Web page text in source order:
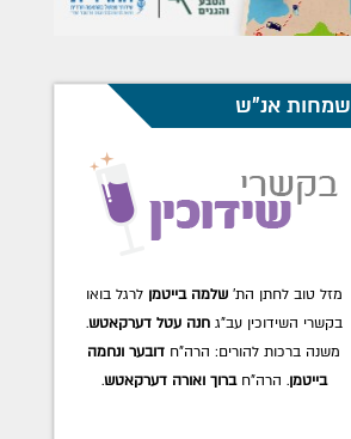
שמחות אנ"ש
מזל טוב לחתן הת'שלמה בייטמן לרגל בואו
בקשרי השידוכין עב"גחנה עטל דערקאטש.
משנה ברכות להורים: הרה"ח דובער ונחמה
בייטמן. הרה"חברוך ואורה דערקאטש.